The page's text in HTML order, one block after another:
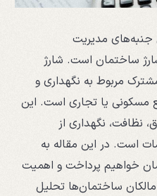
مدیریت
ساختمان است. شارژ
مربوط به نگهداری و
یا تجاری است. این
نگهداری از
است. در این مقاله به
خواهیم پرداخت و اهمیت
ساختمان‌ها تحلیل